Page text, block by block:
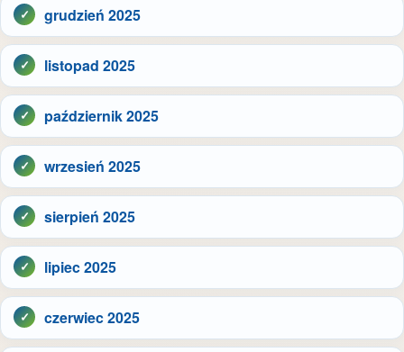
grudzień 2025
listopad 2025
październik 2025
wrzesień 2025
sierpień 2025
lipiec 2025
czerwiec 2025